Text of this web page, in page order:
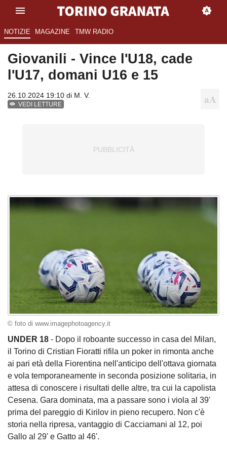
NOTIZIE MAGAZINE TMW RADIO
Giovanili - Vince l'U18, cade
l'U17, domani U16 e 15
26.10.2024 19:10 di M. V.
VEDI LETTURE
© foto di www.imagephotoagency.it
UNDER 18 - Dopo il roboante successo in casa del Milan,
il Torino di Cristian Fioratti rifila un poker in rimonta anche
ai pari età della Fiorentina nell'anticipo dell'ottava giornata
e vola temporaneamente in seconda posizione solitaria, in
attesa di conoscere i risultati delle altre, tra cui la capolista
Cesena. Gara dominata, ma a passare sono i viola al 39'
prima del pareggio di Kirilov in pieno recupero. Non c'è
storia nella ripresa, vantaggio di Cacciamani al 12, poi
Gallo al 29' e Gatto al 46'.